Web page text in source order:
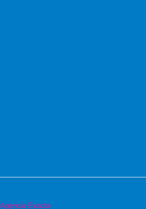
Agencia Exacta